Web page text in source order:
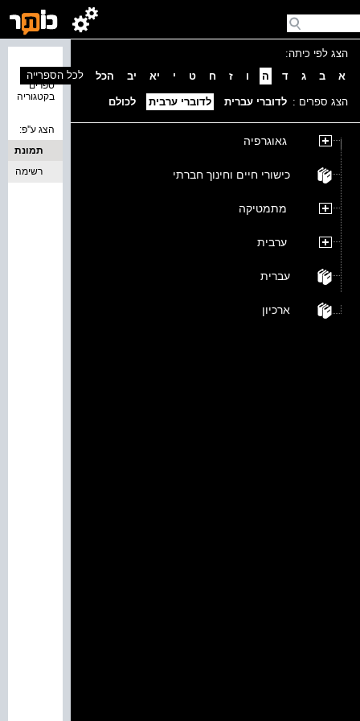
הצג לפי כיתה:
א
ב ג ד ה ו ז ח ט י יא יב הכל
הצג ספרים : לדוברי עברית לדוברי ערבית לכולם
גאוגרפיה
כישורי חיים וחינוך חברתי
מתמטיקה
ערבית
עברית
ארכיון
ספרים
בקטגוריה
לכל הספרייה
הצג ע''פ:
תמונת
כריכה
רשימה